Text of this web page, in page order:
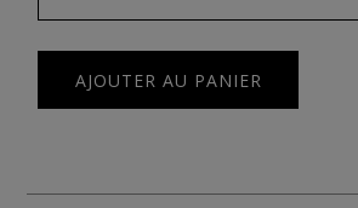
AJOUTER AU PANIER